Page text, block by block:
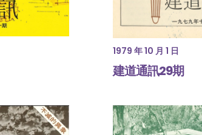
1979 年 10 月 1 日
建道通訊29期